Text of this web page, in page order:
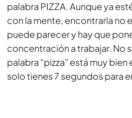
palabra PIZZA. Aunque ya
con la mente, encontrarla no
puede parecer y hay que
concentración a trabajar. No
palabra “pizza” está muy
solo tienes 7 segundos para